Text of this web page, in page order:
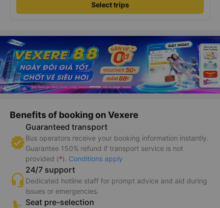
Select trips
Benefits of booking on Vexere
Guaranteed transport
Bus operators receive your booking information instantly.
Guarantee 150% refund if transport service is not
provided (*). Conditions apply
24/7 support
Dedicated hotline staff for prompt advice and aid during
issues or emergencies.
Seat pre-selection